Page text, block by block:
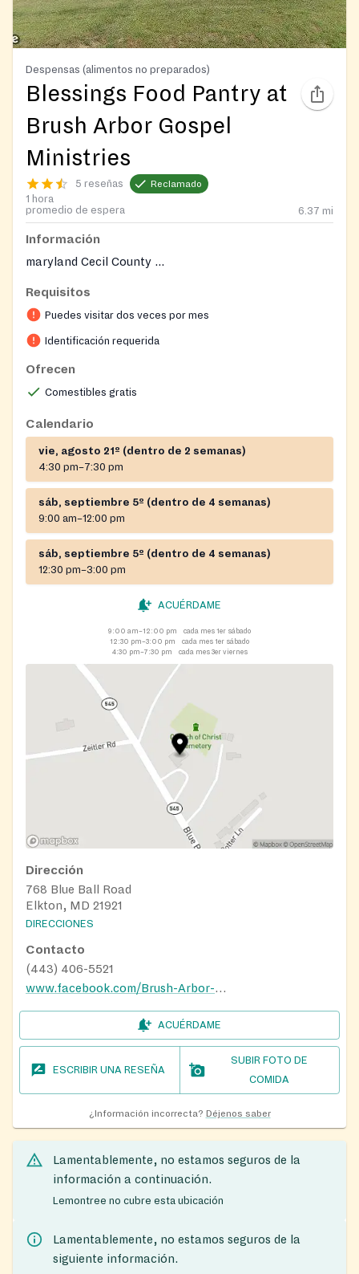
Despensas (alimentos no preparados)
Blessings Food Pantry at
Brush Arbor Gospel
Ministries
5 reseñas Reclamado
1 hora
promedio de espera
6.37 mi
Información
maryland Cecil County ...
Requisitos
Puedes visitar dos veces por mes
Identificación requerida
Ofrecen
Comestibles gratis
Calendario
vie, agosto 21º (dentro de 2 semanas)
4:30 pm–7:30 pm
sáb, septiembre 5º (dentro de 4 semanas)
9:00 am–12:00 pm
sáb, septiembre 5º (dentro de 4 semanas)
12:30 pm–3:00 pm
ACUÉRDAME
9:00 am–12:00 pm
cada mes 1er sábado
12:30 pm–3:00 pm
cada mes 1er sábado
4:30 pm–7:30 pm
cada mes 3er viernes
Dirección
768 Blue Ball Road
Elkton, MD 21921
DIRECCIONES
Contacto
(443) 406-5521
www.facebook.com/Brush-Arbor-Gospel-Ministries-694597990704437
ACUÉRDAME
ESCRIBIR UNA RESEÑA
SUBIR FOTO DE
COMIDA
¿Información incorrecta? Déjenos saber
Lamentablemente, no estamos seguros de la
información a continuación.
Lemontree no cubre esta ubicación
Lamentablemente, no estamos seguros de la
siguiente información.